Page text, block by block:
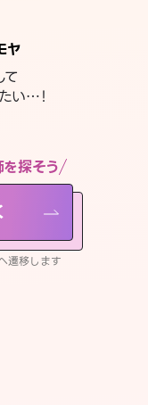
ヤ
い…！
探そう
遷移します